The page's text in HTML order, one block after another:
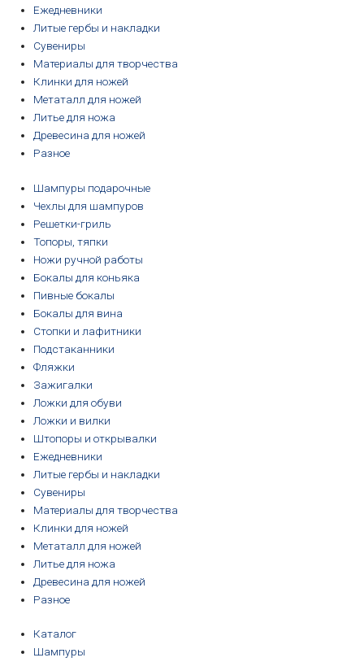
Ежедневники
Литые гербы и накладки
Сувениры
Материалы для творчества
Клинки для ножей
Метаталл для ножей
Литье для ножа
Древесина для ножей
Разное
Шампуры подарочные
Чехлы для шампуров
Решетки-гриль
Топоры, тяпки
Ножи ручной работы
Бокалы для коньяка
Пивные бокалы
Бокалы для вина
Стопки и лафитники
Подстаканники
Фляжки
Зажигалки
Ложки для обуви
Ложки и вилки
Штопоры и открывалки
Ежедневники
Литые гербы и накладки
Сувениры
Материалы для творчества
Клинки для ножей
Метаталл для ножей
Литье для ножа
Древесина для ножей
Разное
Каталог
Шампуры